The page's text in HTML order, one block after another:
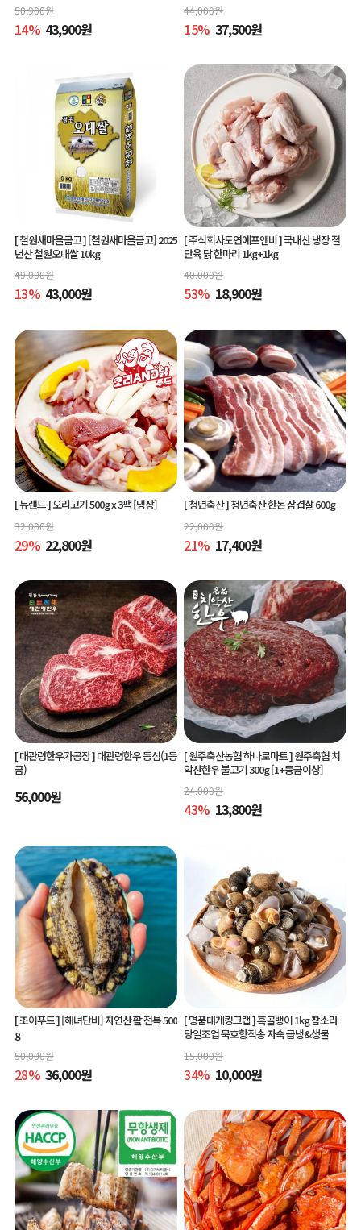
50,900원
14% 43,900원
44,000원
15% 37,500원
[ 철원새마을금고 ][철원새마을금고] 2025
년산 철원오대쌀 10kg
49,000원
13% 43,000원
[ 주식회사도연에프앤비 ]국내산 냉장 절
단육 닭 한마리 1kg+1kg
40,000원
53% 18,900원
[ 뉴랜드 ]오리고기 500g x 3팩 [냉장]
32,000원
29% 22,800원
[ 청년축산 ]청년축산 한돈 삼겹살 600g
22,000원
21% 17,400원
[ 대관령한우가공장 ]대관령한우 등심(1등
급)
56,000원
[ 원주축산농협 하나로마트 ]원주축협 치
악산한우 불고기 300g [1+등급이상]
24,000원
43% 13,800원
[ 조이푸드 ][해녀단비] 자연산 활 전복 500
g
50,000원
28% 36,000원
[ 명품대게킹크랩 ]흑골뱅이 1kg 참소라
당일조업 묵호항직송 자숙 급냉&생물
15,000원
34% 10,000원